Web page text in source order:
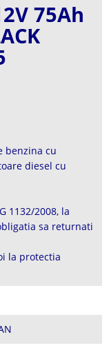
75Ah
benzina cu
diesel cu
1132/2008, la
sa returnati
la protectia